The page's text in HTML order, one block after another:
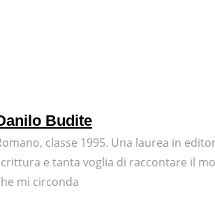
Budite
classe 1995. Una laurea in
e tanta voglia di raccontare il
mi circonda